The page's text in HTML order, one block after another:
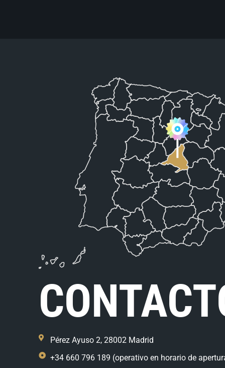
Pérez Ayuso 2, 28002 Madrid
+34 660 796 189 (operativo en horario de